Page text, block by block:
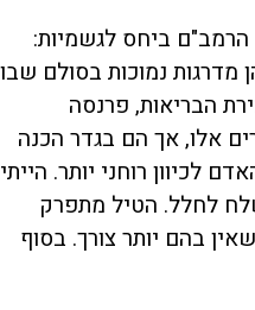
ביחס לגשמיות:
נמוכות בסולם שבו
הבריאות, פרנסה
אלו, אך הם בגדר הכנה
רוחני יותר. הייתי
לחלל. הטיל מתפרק
בהם יותר צורך. בסוף